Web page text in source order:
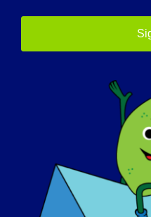
© Copyright 2026
Pantheon Tarafından